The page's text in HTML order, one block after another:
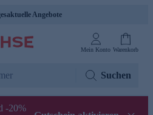
Angebote
Mein Konto Warenkorb
Suchen
-20%